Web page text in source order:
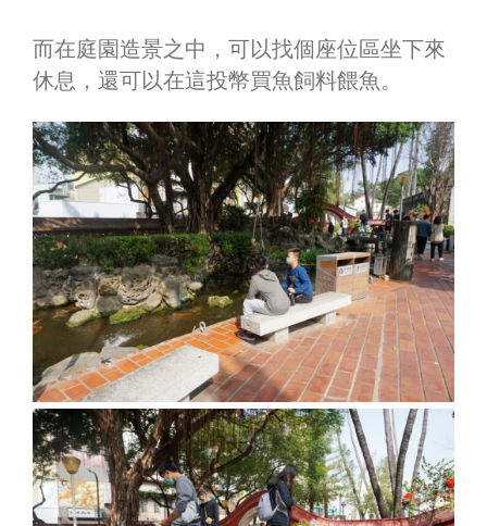
而在庭園造景之中，可以找個座位區坐下來
休息，還可以在這投幣買魚飼料餵魚。